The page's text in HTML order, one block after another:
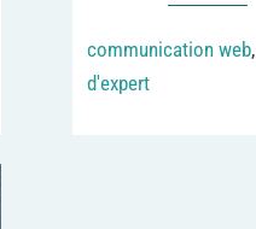
communication web,
d'expert